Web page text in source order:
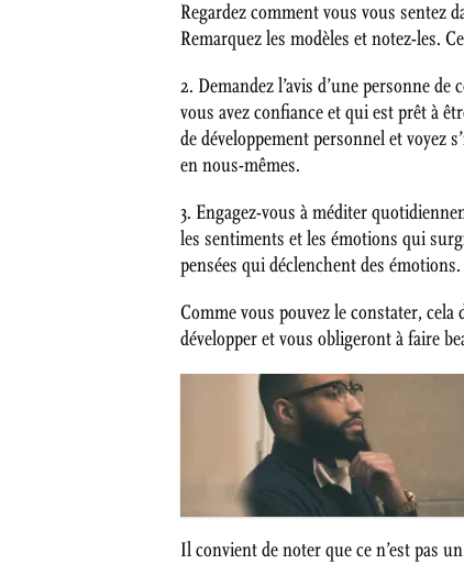
Regardez comment vous vous sentez
Remarquez les modèles et notez-les.
2. Demandez l’avis d’une personne
vous avez confiance et qui est prêt à
de développement personnel et voyez
en nous-mêmes.
3. Engagez-vous à méditer
les sentiments et les émotions qui
pensées qui déclenchent des émotions.
Comme vous pouvez le constater, cela
développer et vous obligeront à faire
Il convient de noter que ce n’est pas